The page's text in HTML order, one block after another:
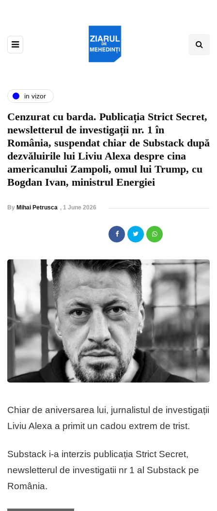
in vizor
Cenzurat cu barda. Publicația Strict Secret,
newsletterul de investigații nr. 1 în
România, suspendat chiar de Substack după
dezvăluirile lui Liviu Alexa despre cina
americanului Zampoli, omul lui Trump, cu
Bogdan Ivan, ministrul Energiei
By Mihai Petrusca , 1 June 2026
Chiar de aniversarea lui, jurnalistul de investigații
Liviu Alexa a primit un cadou extrem de trist.
Substack i-a interzis publicația Strict Secret,
newsletterul de investigatii nr 1 al Substack pe
România.